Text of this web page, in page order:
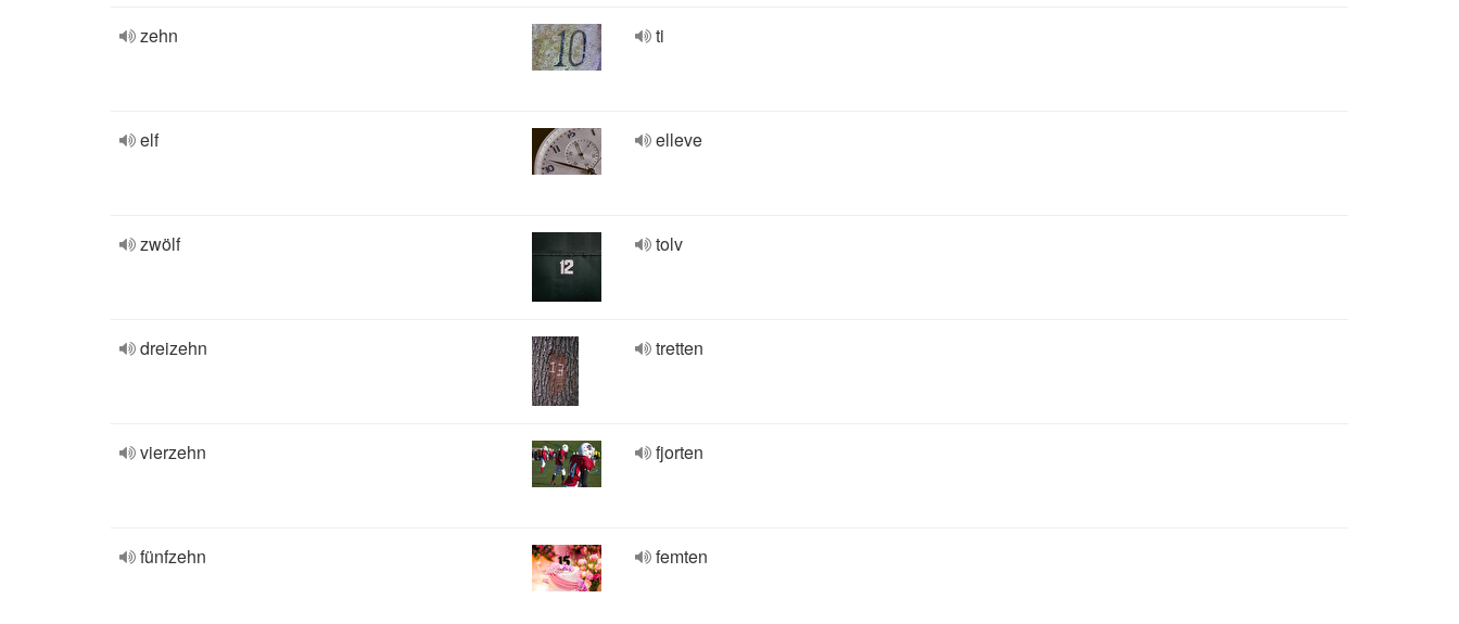
zehn ti
elf elleve
zwölf tolv
dreizehn tretten
vierzehn fjorten
fünfzehn femten